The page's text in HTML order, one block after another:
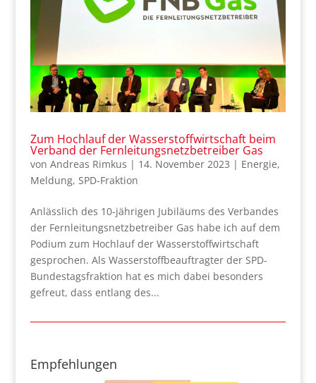
Zum Hochlauf der Wasserstoffwirtschaft beim
Verband der Fernleitungsnetzbetreiber Gas
von Andreas Rimkus | 14. November 2023 | Energie,
Meldung, SPD-Fraktion
Anlässlich des 10-jährigen Jubiläums des Verbandes
der Fernleitungsnetzbetreiber Gas habe ich auf dem
Podium zum Hochlauf der Wasserstoffwirtschaft
gesprochen. Als Wasserstoffbeauftragter der SPD-
Bundestagsfraktion hat es mich dabei besonders
gefreut, dass entlang des...
Empfehlungen